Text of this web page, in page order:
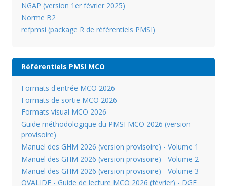
NGAP (version 1er février 2025)
Norme B2
refpmsi (package R de référentiels PMSI)
Référentiels PMSI MCO
Formats d'entrée MCO 2026
Formats de sortie MCO 2026
Formats visual MCO 2026
Guide méthodologique du PMSI MCO 2026 (version
provisoire)
Manuel des GHM 2026 (version provisoire) - Volume 1
Manuel des GHM 2026 (version provisoire) - Volume 2
Manuel des GHM 2026 (version provisoire) - Volume 3
OVALIDE - Guide de lecture MCO 2026 (février) - DGF